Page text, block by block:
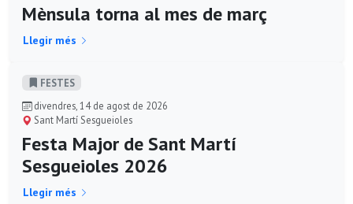
Mènsula torna al mes de març
Llegir més
FESTES
divendres, 14 de agost de 2026
Sant Martí Sesgueioles
Festa Major de Sant Martí
Sesgueioles 2026
Llegir més